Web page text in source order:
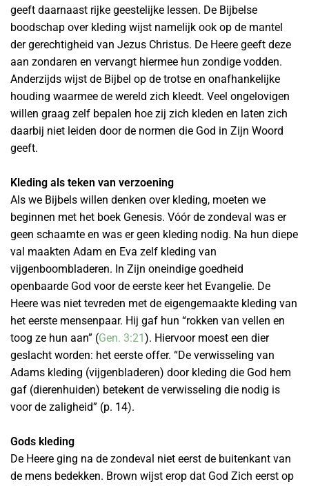
geeft daarnaast rijke geestelijke lessen. De Bijbelse
boodschap over kleding wijst namelijk ook op de mantel
der gerechtigheid van Jezus Christus. De Heere geeft deze
aan zondaren en vervangt hiermee hun zondige vodden.
Anderzijds wijst de Bijbel op de trotse en onafhankelijke
houding waarmee de wereld zich kleedt. Veel ongelovigen
willen graag zelf bepalen hoe zij zich kleden en laten zich
daarbij niet leiden door de normen die God in Zijn Woord
geeft.
Kleding als teken van verzoening
Als we Bijbels willen denken over kleding, moeten we
beginnen met het boek Genesis. Vóór de zondeval was er
geen schaamte en was er geen kleding nodig. Na hun diepe
val maakten Adam en Eva zelf kleding van
vijgenboombladeren. In Zijn oneindige goedheid
openbaarde God voor de eerste keer het Evangelie. De
Heere was niet tevreden met de eigengemaakte kleding van
het eerste mensenpaar. Hij gaf hun “rokken van vellen en
toog ze hun aan” (Gen. 3:21). Hiervoor moest een dier
geslacht worden: het eerste offer. “De verwisseling van
Adams kleding (vijgenbladeren) door kleding die God hem
gaf (dierenhuiden) betekent de verwisseling die nodig is
voor de zaligheid” (p. 14).
Gods kleding
De Heere ging na de zondeval niet eerst de buitenkant van
de mens bedekken. Brown wijst erop dat God Zich eerst op